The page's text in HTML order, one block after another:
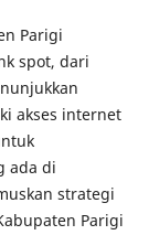
Parigi
spot, dari
akses internet
ada di
strategi
Parigi